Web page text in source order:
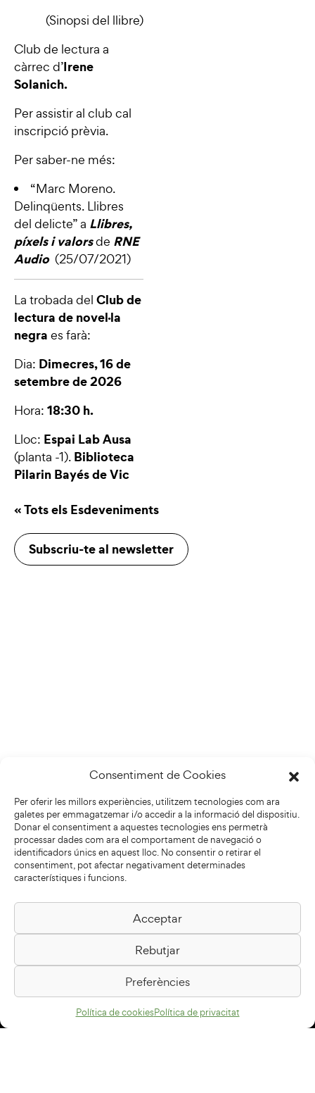
Consentiment de Cookies
Per oferir les millors experiències, utilitzem tecnologies com ara
galetes per emmagatzemar i/o accedir a la informació del dispositiu.
Donar el consentiment a aquestes tecnologies ens permetrà
processar dades com ara el comportament de navegació o
identificadors únics en aquest lloc. No consentir o retirar el
consentiment, pot afectar negativament determinades
característiques i funcions.
Acceptar
Rebutjar
Preferències
Política de cookiesPolítica de privacitat
(Sinopsi del llibre)
Club de lectura a
càrrec d’Irene
Solanich.
Per assistir al club cal
inscripció prèvia.
Per saber-ne més:
“Marc Moreno.
Delinqüents. Llibres
del delicte” a Llibres,
píxels i valorsde RNE
Audio (25/07/2021)
La trobada del Club de
lectura de novel·la
negra es farà:
Dia: Dimecres, 16 de
setembre de 2026
Hora: 18:30 h.
Lloc: Espai Lab Ausa
(planta -1). Biblioteca
Pilarin Bayés de Vic
« Tots els Esdeveniments
Subscriu-te al newsletter
Biblioteca Pilarin Bayés
Passeig de la Generalitat, 1
08500 Vic